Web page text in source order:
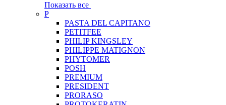
Показать все
P
PASTA DEL CAPITANO
PETITFEE
PHILIP KINGSLEY
PHILIPPE MATIGNON
PHYTOMER
POSH
PREMIUM
PRESIDENT
PRORASO